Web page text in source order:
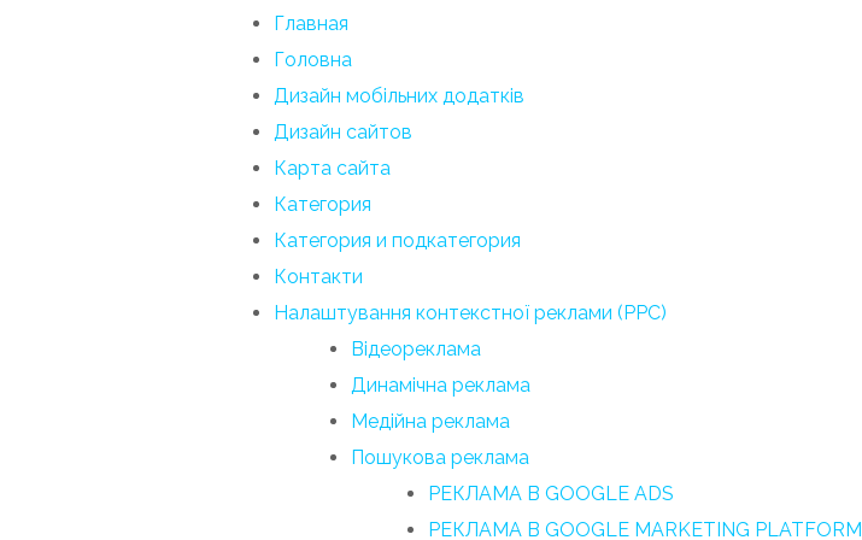
Главная
Головна
Дизайн мобільних додатків
Дизайн сайтов
Карта сайта
Категория
Категория и подкатегория
Контакти
Налаштування контекстної реклами (PPC)
Відеореклама
Динамічна реклама
Медійна реклама
Пошукова реклама
РЕКЛАМА В GOOGLE ADS
РЕКЛАМА В GOOGLE MARKETING PLATFORM